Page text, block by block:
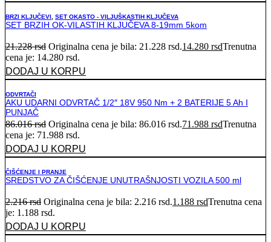
BRZI KLJUČEVI SET OKASTO - VILJUŠKASTIH KLJUČEVA
SET BRZIH OK-VILASTIH KLJUČEVA 8-19mm 5kom
21.228rsd Originalna cena je bila: 21.228 rsd.14.280 rsdTrenutna
cena je: 14.280 rsd.
DODAJ U KORPU
ODVRTAČI
AKU UDARNI ODVRTAČ 1/2″ 18V 950 Nm + 2 BATERIJE 5 Ah I
PUNJAČ
86.016rsd Originalna cena je bila: 86.016 rsd.71.988 rsdTrenutna
cena je: 71.988 rsd.
DODAJ U KORPU
ČIŠĆENJE I PRANJE
SREDSTVO ZA ČIŠĆENJE UNUTRAŠNJOSTI VOZILA 500 ml
2.216rsd Originalna cena je bila: 2.216 rsd.1.188 rsdTrenutna cena
je: 1.188 rsd.
DODAJ U KORPU